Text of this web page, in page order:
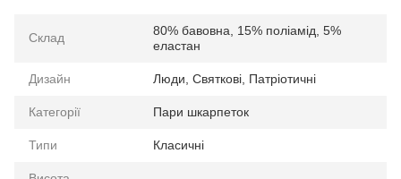
Склад
80% бавовна, 15% поліамід, 5%
еластан
Дизайн Люди, Святкові, Патріотичні
Категорії Пари шкарпеток
Типи Класичні